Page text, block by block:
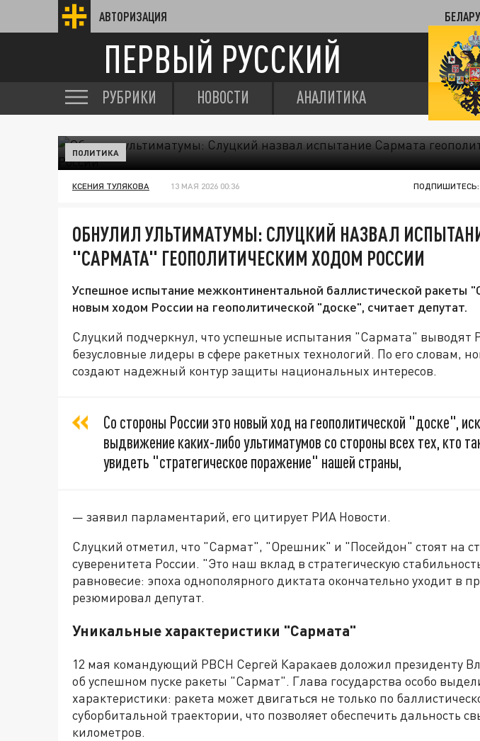
АВТОРИЗАЦИЯ
ПЕРВЫЙ РУССКИЙ
РУБРИКИ НОВОСТИ АНАЛИТИКА
ПОЛИТИКА
КСЕНИЯ ТУЛЯКОВА 13 МАЯ 2026 00:36 ПОДПИШИТЕСЬ:
ОБНУЛИЛ УЛЬТИМАТУМЫ: СЛУЦКИЙ НАЗВАЛ
"САРМАТА" ГЕОПОЛИТИЧЕСКИМ ХОДОМ РОССИИ
Успешное испытание межконтинентальной баллистической ракеты
новым ходом России на геополитической "доске", считает депутат.
Слуцкий подчеркнул, что успешные испытания "Сармата" выводят
безусловные лидеры в сфере ракетных технологий. По его словам,
создают надежный контур защиты национальных интересов.
Со стороны России это новый ход на геополитической "доске",
выдвижение каких-либо ультиматумов со стороны всех тех, кто
увидеть "стратегическое поражение" нашей страны,
— заявил парламентарий, его цитирует РИА Новости.
Слуцкий отметил, что "Сармат", "Орешник" и "Посейдон" стоят на
суверенитета России. "Это наш вклад в стратегическую
равновесие: эпоха однополярного диктата окончательно уходит в
резюмировал депутат.
Уникальные характеристики "Сармата"
12 мая командующий РВСН Сергей Каракаев доложил президенту
об успешном пуске ракеты "Сармат". Глава государства особо
характеристики: ракета может двигаться не только по
суборбитальной траектории, что позволяет обеспечить дальность
километров.